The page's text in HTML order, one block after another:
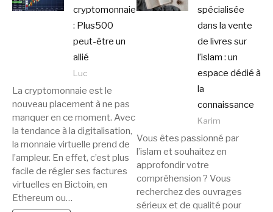
cryptomonnaie
: Plus500
peut-être un
allié
Luc
La cryptomonnaie est le
nouveau placement à ne pas
manquer en ce moment. Avec
la tendance à la digitalisation,
la monnaie virtuelle prend de
l’ampleur. En effet, c’est plus
facile de régler ses factures
virtuelles en Bictoin, en
Ethereum ou…
spécialisée
dans la vente
de livres sur
l’islam : un
espace dédié à
la
connaissance
Karim
Vous êtes passionné par
l’islam et souhaitez en
approfondir votre
compréhension ? Vous
recherchez des ouvrages
sérieux et de qualité pour